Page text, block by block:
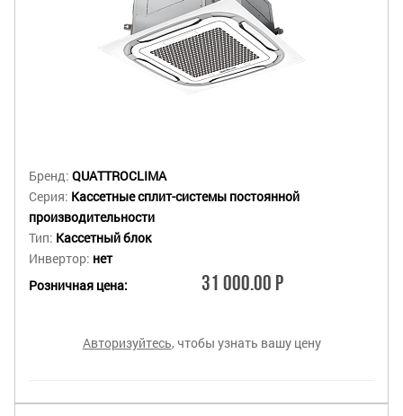
Бренд: QUATTROCLIMA
Серия: Кассетные сплит-системы постоянной
производительности
Тип: Кассетный блок
Инвертор: нет
Розничная цена:
31 000.00 Р
Авторизуйтесь, чтобы узнать вашу цену